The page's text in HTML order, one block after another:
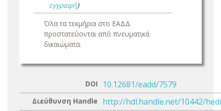
εγγραφή)
Όλα τα τεκμήρια στο ΕΑΔΔ
προστατεύονται από πνευματικά
δικαιώματα.
DOI 10.12681/eadd/7579
Διεύθυνση Handle http://hdl.handle.net/10442/